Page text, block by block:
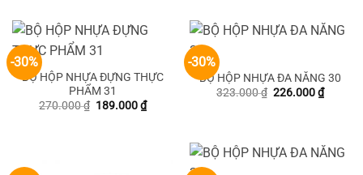
72.000 ₫.
-30%
BỘ HỘP NHỰA ĐỰNG THỰC
PHẨM 31
270.000₫ Giá
189.000₫Giá
hiện
189.000 ₫.
-30%
BỘ HỘP NHỰA ĐA NĂNG 30
323.000₫ Giá
226.000₫Giá
hiện